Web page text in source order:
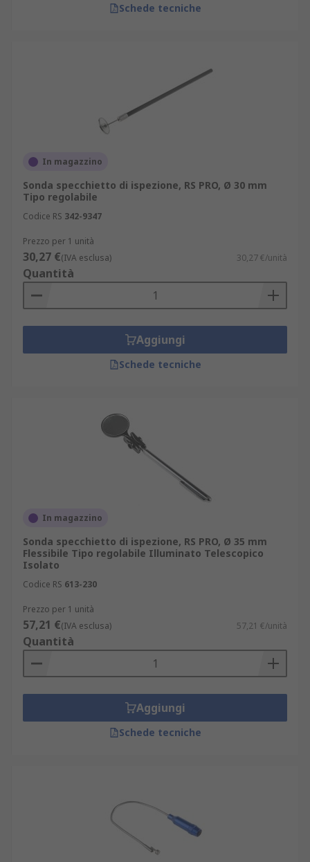
Schede tecniche
In magazzino
Sonda specchietto di ispezione, RS PRO, Ø 30 mm
Tipo regolabile
Codice RS 342-9347
Prezzo per 1 unità
30,27 €(IVA esclusa) 30,27 €/unità
Quantità
Aggiungi
Schede tecniche
In magazzino
Sonda specchietto di ispezione, RS PRO, Ø 35 mm
Flessibile Tipo regolabile Illuminato Telescopico
Isolato
Codice RS 613-230
Prezzo per 1 unità
57,21 €(IVA esclusa) 57,21 €/unità
Quantità
Aggiungi
Schede tecniche